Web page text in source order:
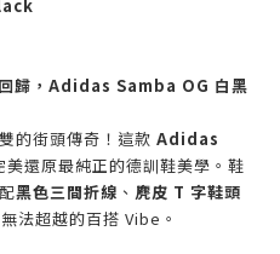
回歸，Adidas Samba OG 白黑
的街頭傳奇！這款 Adidas
美還原最純正的德訓鞋美學。鞋
黑色三間折線 、 麂皮 T 字鞋頭
無法超越的百搭 Vibe。